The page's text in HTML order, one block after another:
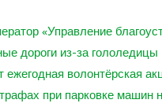
«Управление
дороги из-за гололедицы
ежегодная волонтёрская
при парковке машин